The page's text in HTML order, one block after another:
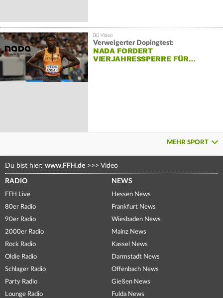
Verweigerter Dopingtest:
NADA FORDERT
VIERJAHRESSPERRE FÜR…
MEHR SPORT
Du bist hier: www.FFH.de >>> Video
RADIO
FFH Live
80er Radio
90er Radio
2000er Radio
Rock Radio
Oldie Radio
Schlager Radio
Party Radio
Lounge Radio
NEWS
Hessen News
Frankfurt News
Wiesbaden News
Mainz News
Kassel News
Darmstadt News
Offenbach News
Gießen News
Fulda News